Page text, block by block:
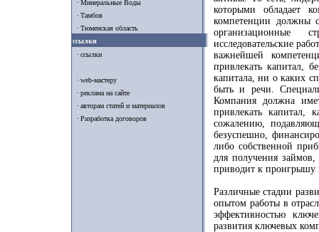
Минеральные Воды
Тамбов
Тюменская область
ссылки
ссылки
web-мастеру
реклама на сайте
авторам статей и материалов
Разработка договоров
которыми обладает
компетенции должны
организационные
исследовательские
важнейшей
привлекать капитал,
капитала, ни о каких
быть и речи.
Компания должна
привлекать капитал,
сожалению,
безуспешно,
либо собственной
для получения
приводит к проигрышу
Различные стадии
опытом работы в
эффективностью
развития ключевых